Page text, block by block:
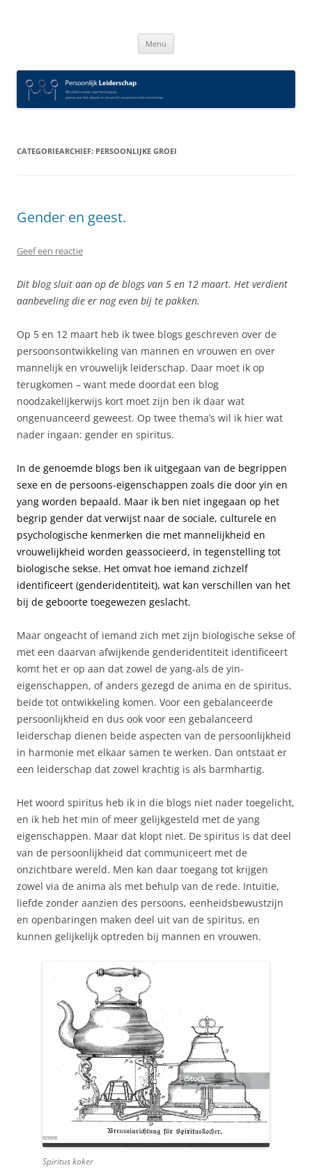
Menu
CATEGORIEARCHIEF: PERSOONLIJKE GROEI
Gender en geest.
Geef een reactie
Dit blog sluit aan op de blogs van 5 en 12 maart. Het verdient
aanbeveling die er nog even bij te pakken.
Op 5 en 12 maart heb ik twee blogs geschreven over de
persoonsontwikkeling van mannen en vrouwen en over
mannelijk en vrouwelijk leiderschap. Daar moet ik op
terugkomen – want mede doordat een blog
noodzakelijkerwijs kort moet zijn ben ik daar wat
ongenuanceerd geweest. Op twee thema’s wil ik hier wat
nader ingaan: gender en spiritus.
In de genoemde blogs ben ik uitgegaan van de begrippen
sexe en de persoons-eigenschappen zoals die door yin en
yang worden bepaald. Maar ik ben niet ingegaan op het
begrip gender dat verwijst naar de sociale, culturele en
psychologische kenmerken die met mannelijkheid en
vrouwelijkheid worden geassocieerd, in tegenstelling tot
biologische sekse. Het omvat hoe iemand zichzelf
identificeert (genderidentiteit), wat kan verschillen van het
bij de geboorte toegewezen geslacht.
Maar ongeacht of iemand zich met zijn biologische sekse of
met een daarvan afwijkende genderidentiteit identificeert
komt het er op aan dat zowel de yang-als de yin-
eigenschappen, of anders gezegd de anima en de spiritus,
beide tot ontwikkeling komen. Voor een gebalanceerde
persoonlijkheid en dus ook voor een gebalanceerd
leiderschap dienen beide aspecten van de persoonlijkheid
in harmonie met elkaar samen te werken. Dan ontstaat er
een leiderschap dat zowel krachtig is als barmhartig.
Het woord spiritus heb ik in die blogs niet nader toegelicht,
en ik heb het min of meer gelijkgesteld met de yang
eigenschappen. Maar dat klopt niet. De spiritus is dat deel
van de persoonlijkheid dat communiceert met de
onzichtbare wereld. Men kan daar toegang tot krijgen
zowel via de anima als met behulp van de rede. Intuïtie,
liefde zonder aanzien des persoons, eenheidsbewustzijn
en openbaringen maken deel uit van de spiritus, en
kunnen gelijkelijk optreden bij mannen en vrouwen.
Spiritus koker